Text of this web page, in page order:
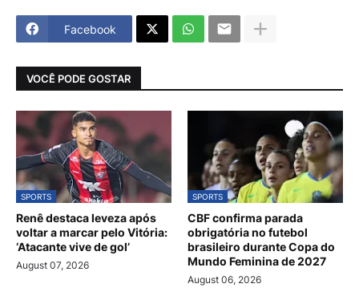
Facebook
VOCÊ PODE GOSTAR
SPORTS
Renê destaca leveza após
voltar a marcar pelo Vitória:
‘Atacante vive de gol’
August 07, 2026
SPORTS
CBF confirma parada
obrigatória no futebol
brasileiro durante Copa do
Mundo Feminina de 2027
August 06, 2026